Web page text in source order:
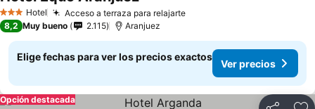
3 Estrellas
Hotel Acceso a terraza para relajarte
8,2 Muy bueno 2.115 Aranjuez
Elige fechas para ver los precios exactos
Ver precios
Opción destacada